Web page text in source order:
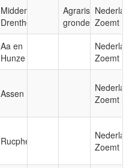
Midden-
Drenthe
Agrarische
gronden Zoemt
Aa en
Hunze
Zoemt
Assen
Zoemt
Rucphen
Zoemt